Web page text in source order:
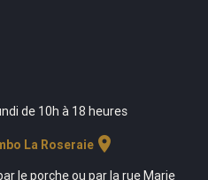
de 10h à 18 heures
La Roseraielocation_on
le porche ou par la rue Marie